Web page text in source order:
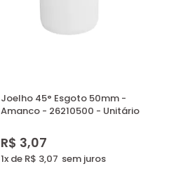
Joelho 45° Esgoto 50mm -
Amanco - 26210500 - Unitário
R$ 3,07
1x de R$ 3,07